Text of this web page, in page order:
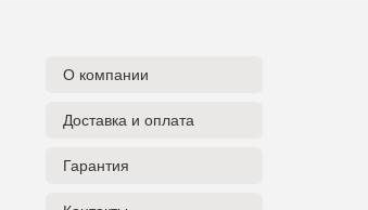
Audac
Audiocenter
Behringer
О компании
Доставка и оплата
Гарантия